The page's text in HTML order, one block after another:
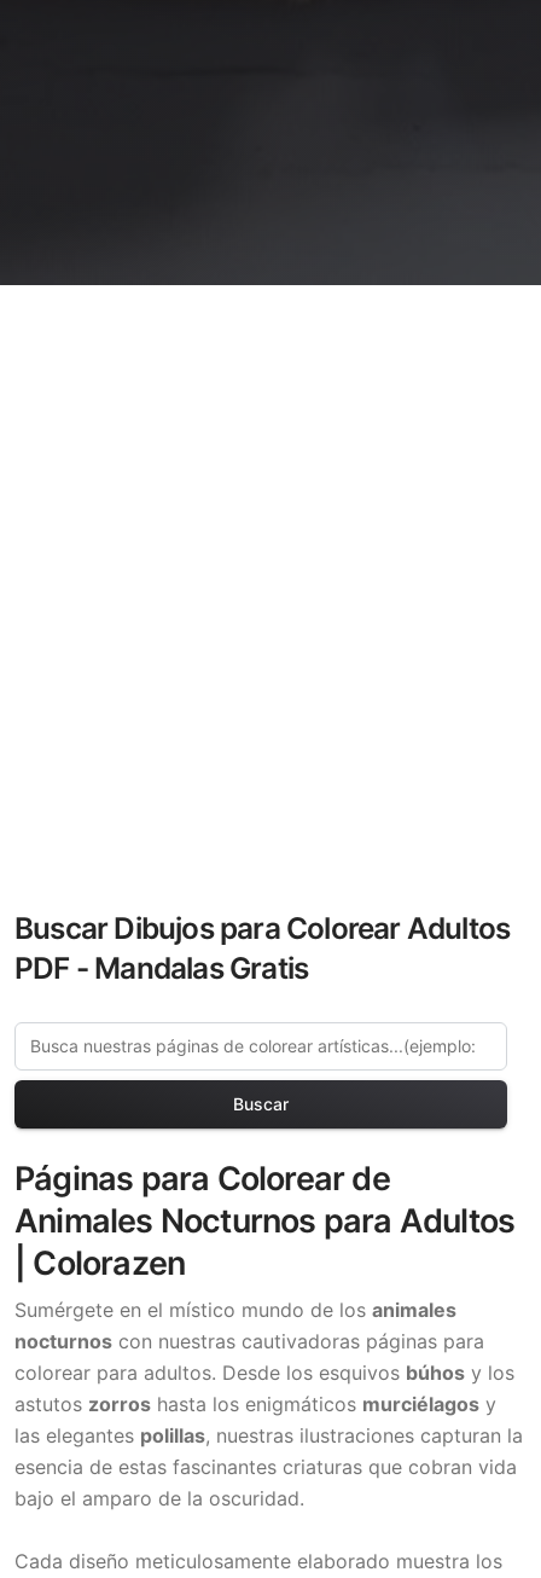
Buscar Dibujos para Colorear Adultos
PDF - Mandalas Gratis
Buscar
Páginas para Colorear de
Animales Nocturnos para Adultos
| Colorazen
Sumérgete en el místico mundo de los animales
nocturnos con nuestras cautivadoras páginas para
colorear para adultos. Desde los esquivos búhos y los
astutos zorros hasta los enigmáticos murciélagos y
las elegantes polillas, nuestras ilustraciones capturan la
esencia de estas fascinantes criaturas que cobran vida
bajo el amparo de la oscuridad.
Cada diseño meticulosamente elaborado muestra los